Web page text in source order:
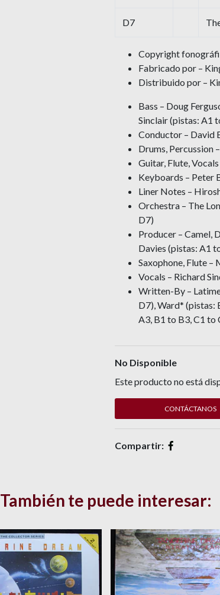
D7
Copyright
Fabricado por –
Distribuido por –
Bass – Doug
Sinclair (pistas: A1
Conductor – David
Drums, Percussion
Guitar, Flute,
Keyboards – Peter
Liner Notes –
Orchestra – The
D7)
Producer – Camel,
Davies (pistas: A1
Saxophone, Flute –
Vocals – Richard
Written-By –
D7), Ward* (pistas:
A3, B1 to B3, C1 to
No Disponible
Este producto no está
CONTÁCTANOS
Compartir:
También te puede interesar: